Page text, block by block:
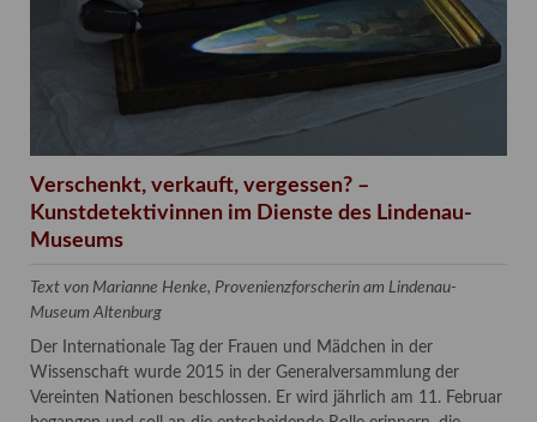
Verschenkt, verkauft, vergessen? –
Kunstdetektivinnen im Dienste des Lindenau-
Museums
Text von Marianne Henke, Provenienzforscherin am Lindenau-
Museum Altenburg
Der Internationale Tag der Frauen und Mädchen in der
Wissenschaft wurde 2015 in der Generalversammlung der
Vereinten Nationen beschlossen. Er wird jährlich am 11. Februar